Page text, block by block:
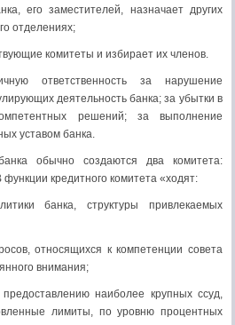
его заместителей, назначает других
отделениях;
комитеты и избирает их членов.
ответственность за нарушение
деятельность банка; за убытки в
решений; за выполнение
уставом банка.
обычно создаются два комитета:
кредитного комитета «ходят:
банка, структуры привлекаемых
относящихся к компетенции совета
внимания;
наиболее крупных ссуд,
лимиты, по уровню процентных